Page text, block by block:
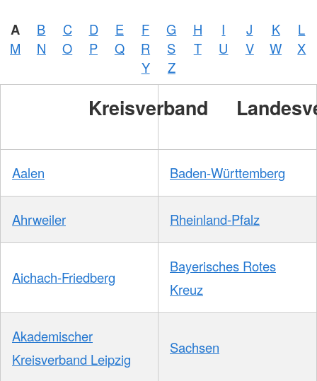
A B C D E F G H I J K
L
M
N O P Q R S T U V W
X
Y
Z
Kreisverband
Aalen Baden-Württemberg
Ahrweiler Rheinland-Pfalz
Aichach-Friedberg
Bayerisches Rotes
Kreuz
Akademischer
Kreisverband Leipzig
Sachsen